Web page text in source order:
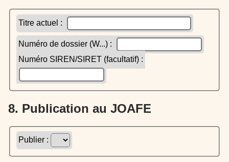
Titre actuel :
Numéro de dossier (W...) :
Numéro SIREN/SIRET (facultatif) :
8. Publication au JOAFE
Publier :